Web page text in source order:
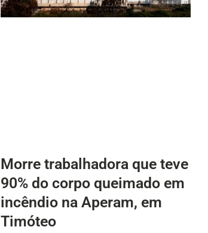
Morre trabalhadora que teve
90% do corpo queimado em
incêndio na Aperam, em
Timóteo